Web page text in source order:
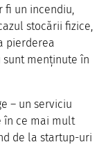
fi un incendiu,
stocării fizice,
pierderea
menținute în
– un serviciu
în ce mai mult
de la startup-uri